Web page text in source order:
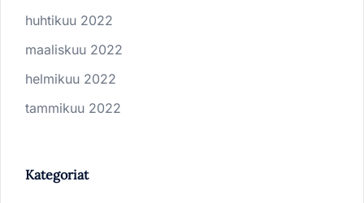
huhtikuu 2022
maaliskuu 2022
helmikuu 2022
tammikuu 2022
Kategoriat